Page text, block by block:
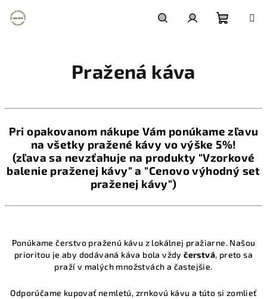
obsah
Pražená káva
Pri opakovanom nákupe Vám ponúkame zľavu
na všetky pražené kávy vo výške 5%!
(zľava sa nevzťahuje na produkty "Vzorkové
balenie praženej kávy" a "Cenovo výhodný set
praženej kávy")
Ponúkame čerstvo praženú kávu z lokálnej pražiarne. Našou
prioritou je aby dodávaná káva bola vždyčerstvá, preto sa
praží v malých množstvách a častejšie.
Odporúčame kupovať nemletú, zrnkovú kávu a túto si zomlieť